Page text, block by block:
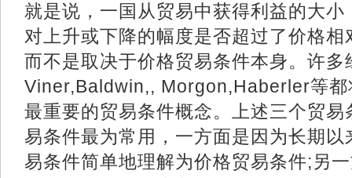
就是说，一国从贸易中获得利益的大
对上升或下降的幅度是否超过了价格
而不是取决于价格贸易条件本身。许多
Viner,Baldwin,, Morgon,Haberler等都
最重要的贸易条件概念。上述三个贸
易条件最为常用，一方面是因为长期
易条件简单地理解为价格贸易条件;另